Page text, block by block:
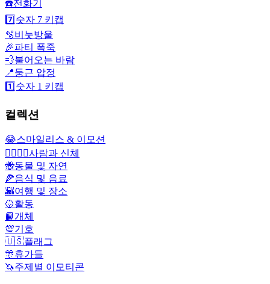
☎️전화기
7️⃣ 숫자 7 키캡
🫧비눗방울
🎉파티 폭죽
💨불어오는 바람
📍둥근 압정
1️⃣ 숫자 1 키캡
컬렉션
😂스마일리스 & 이모션
👩‍❤️‍💋‍👨사람과 신체
🐝동물 및 자연
🍕음식 및 음료
🌇여행 및 장소
🥎활동
📙개체
💯기호
🇺🇸플래그
🎊휴가들
🦄주제별 이모티콘